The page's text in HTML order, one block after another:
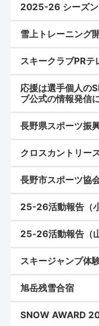
2025-26 シーズ
雪上トレーニング
スキークラブPRテ
応援は選手個人の
ブ公式の情報発信
長野県スポーツ振
クロスカントリー
長野市スポーツ協
25-26活動報告（
25‐26活動報告（
スキージャンプ体
旭岳残雪合宿
SNOW AWARD